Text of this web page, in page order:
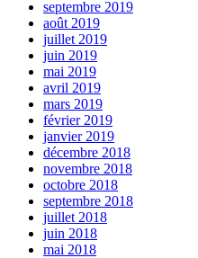
septembre 2019
août 2019
juillet 2019
juin 2019
mai 2019
avril 2019
mars 2019
février 2019
janvier 2019
décembre 2018
novembre 2018
octobre 2018
septembre 2018
juillet 2018
juin 2018
mai 2018